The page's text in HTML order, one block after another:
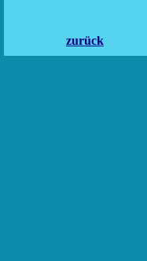
zurück